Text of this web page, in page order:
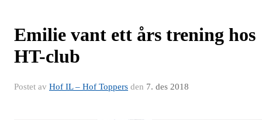
Emilie vant ett års trening hos
HT-club
Postet av Hof IL – Hof Toppers den 7. des 2018